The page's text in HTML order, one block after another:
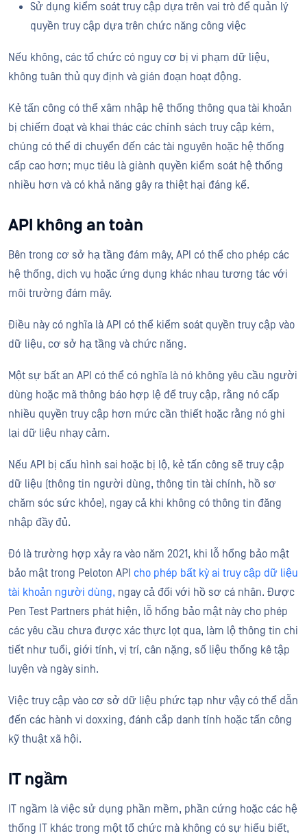
Sử dụng kiểm soát truy cập dựa trên vai trò để quản lý
quyền truy cập dựa trên chức năng công việc
Nếu không, các tổ chức có nguy cơ bị vi phạm dữ liệu,
không tuân thủ quy định và gián đoạn hoạt động.
Kẻ tấn công có thể xâm nhập hệ thống thông qua tài khoản
bị chiếm đoạt và khai thác các chính sách truy cập kém,
chúng có thể di chuyển đến các tài nguyên hoặc hệ thống
cấp cao hơn; mục tiêu là giành quyền kiểm soát hệ thống
nhiều hơn và có khả năng gây ra thiệt hại đáng kể.
API không an toàn
Bên trong cơ sở hạ tầng đám mây, API có thể cho phép các
hệ thống, dịch vụ hoặc ứng dụng khác nhau tương tác với
môi trường đám mây.
Điều này có nghĩa là API có thể kiểm soát quyền truy cập vào
dữ liệu, cơ sở hạ tầng và chức năng.
Một sự bất an API có thể có nghĩa là nó không yêu cầu người
dùng hoặc mã thông báo hợp lệ để truy cập, rằng nó cấp
nhiều quyền truy cập hơn mức cần thiết hoặc rằng nó ghi
lại dữ liệu nhạy cảm.
Nếu API bị cấu hình sai hoặc bị lộ, kẻ tấn công sẽ truy cập
dữ liệu (thông tin người dùng, thông tin tài chính, hồ sơ
chăm sóc sức khỏe), ngay cả khi không có thông tin đăng
nhập đầy đủ.
Đó là trường hợp xảy ra vào năm 2021, khi lỗ hổng bảo mật
bảo mật trong Peloton API cho phép bất kỳ ai truy cập dữ liệu
tài khoản người dùng, ngay cả đối với hồ sơ cá nhân. Được
Pen Test Partners phát hiện, lỗ hổng bảo mật này cho phép
các yêu cầu chưa được xác thực lọt qua, làm lộ thông tin chi
tiết như tuổi, giới tính, vị trí, cân nặng, số liệu thống kê tập
luyện và ngày sinh.
Việc truy cập vào cơ sở dữ liệu phức tạp như vậy có thể dẫn
đến các hành vi doxxing, đánh cắp danh tính hoặc tấn công
kỹ thuật xã hội.
IT ngầm
IT ngầm là việc sử dụng phần mềm, phần cứng hoặc các hệ
thống IT khác trong một tổ chức mà không có sự hiểu biết,